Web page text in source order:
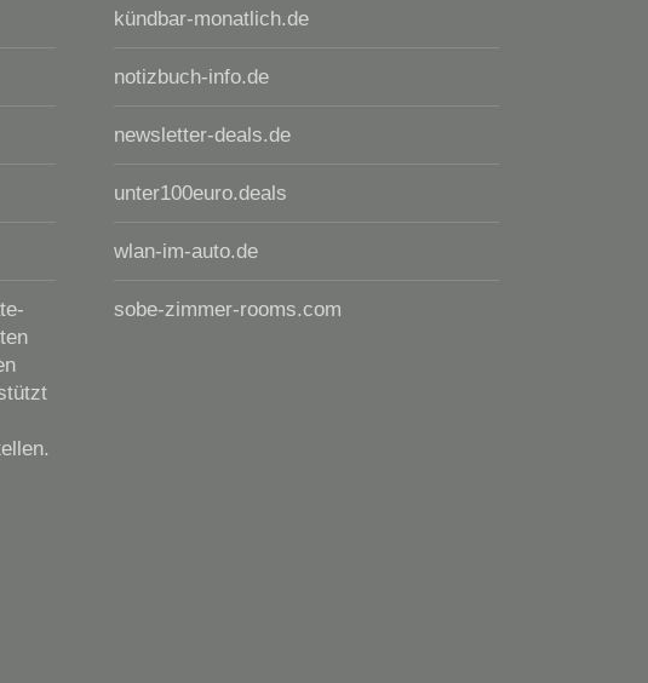
kündbar-monatlich.de
notizbuch-info.de
newsletter-deals.de
unter100euro.deals
wlan-im-auto.de
sobe-zimmer-rooms.com